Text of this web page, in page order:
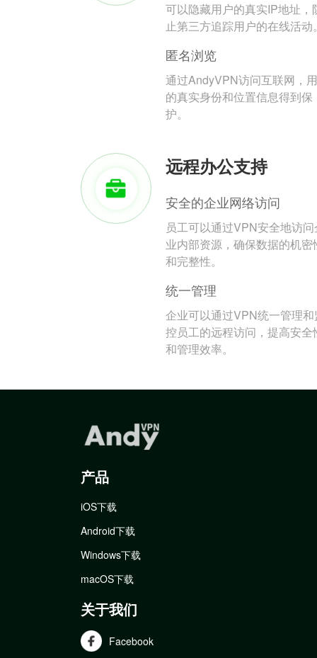
可以隐藏用户的真实IP地址，
止第三方追踪用户的在线活动
匿名浏览
通过AndyVPN访问互联网，
的真实身份和位置信息得到保
护。
远程办公支持
安全的企业网络访问
员工可以通过VPN安全地访
业内部资源，确保数据的机密
和完整性。
统一管理
企业可以通过VPN统一管理和
控员工的远程访问，提高安全
和管理效率。
产品
iOS下载
Android下载
Windows下载
macOS下载
关于我们
Facebook